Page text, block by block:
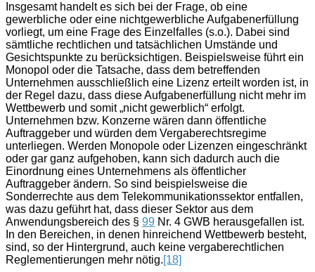
Insgesamt handelt es sich bei der Frage, ob eine
gewerbliche oder eine nichtgewerbliche Aufgabenerfüllung
vorliegt, um eine Frage des Einzelfalles (s.o.). Dabei sind
sämtliche rechtlichen und tatsächlichen Umstände und
Gesichtspunkte zu berücksichtigen. Beispielsweise führt ein
Monopol oder die Tatsache, dass dem betreffenden
Unternehmen ausschließlich eine Lizenz erteilt worden ist, in
der Regel dazu, dass diese Aufgabenerfüllung nicht mehr im
Wettbewerb und somit „nicht gewerblich“ erfolgt.
Unternehmen bzw. Konzerne wären dann öffentliche
Auftraggeber und würden dem Vergaberechtsregime
unterliegen. Werden Monopole oder Lizenzen eingeschränkt
oder gar ganz aufgehoben, kann sich dadurch auch die
Einordnung eines Unternehmens als öffentlicher
Auftraggeber ändern. So sind beispielsweise die
Sonderrechte aus dem Telekommunikationssektor entfallen,
was dazu geführt hat, dass dieser Sektor aus dem
Anwendungsbereich des § 99 Nr. 4 GWB herausgefallen ist.
In den Bereichen, in denen hinreichend Wettbewerb besteht,
sind, so der Hintergrund, auch keine vergaberechtlichen
Reglementierungen mehr nötig.[18]